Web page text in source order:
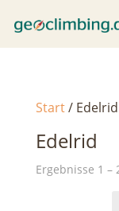
Start/ Edelrid
Edelrid
Ergebnisse 1 –